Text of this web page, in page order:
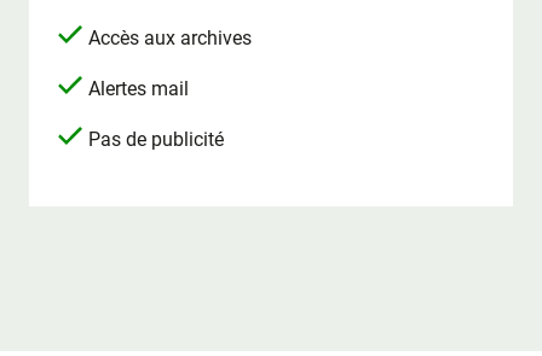
Accès aux archives
Alertes mail
Pas de publicité